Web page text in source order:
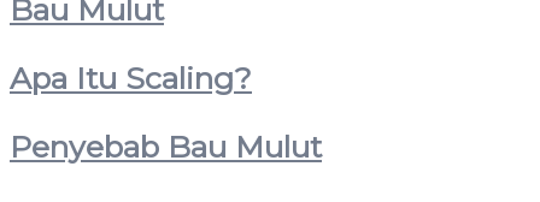
Bau Mulut
Apa Itu Scaling?
Penyebab Bau Mulut